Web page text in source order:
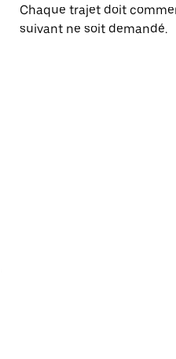
Chaque trajet doit
suivant ne soit demandé.